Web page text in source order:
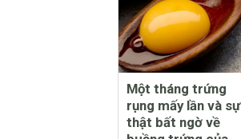
Một tháng trứng
rụng mấy lần và sự
thật bất ngờ về